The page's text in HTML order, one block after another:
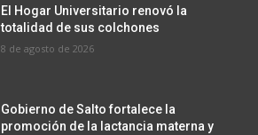
El Hogar Universitario renovó la
totalidad de sus colchones
8 de agosto de 2026
Gobierno de Salto fortalece la
promoción de la lactancia materna y